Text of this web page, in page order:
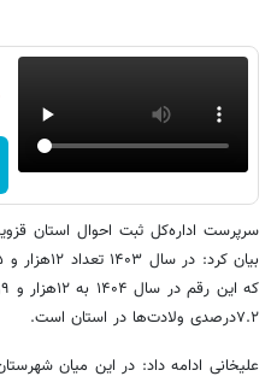
سرپرست اداره‌کل ثبت احوال استان
۷.۲درصدی ولادت‌ها در استان است.